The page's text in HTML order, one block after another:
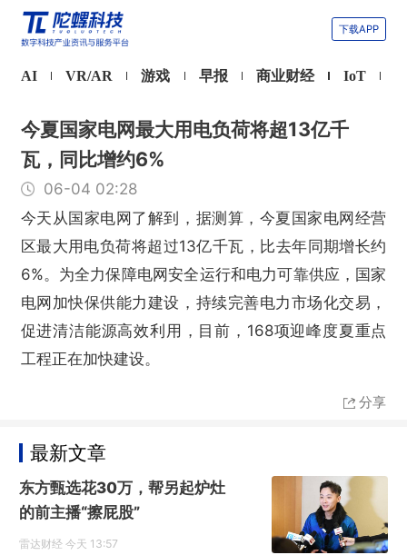
下载APP
AI VR/AR 游戏 早报 商业财经 IoT
今夏国家电网最大用电负荷将超13亿千
瓦，同比增约6%
06-04 02:28
今天从国家电网了解到，据测算，今夏国家电网经营
区最大用电负荷将超过13亿千瓦，比去年同期增长约
6%。为全力保障电网安全运行和电力可靠供应，国家
电网加快保供能力建设，持续完善电力市场化交易，
促进清洁能源高效利用，目前，168项迎峰度夏重点
工程正在加快建设。
分享
最新文章
东方甄选花30万，帮另起炉灶
的前主播“擦屁股”
雷达财经 今天 13:57